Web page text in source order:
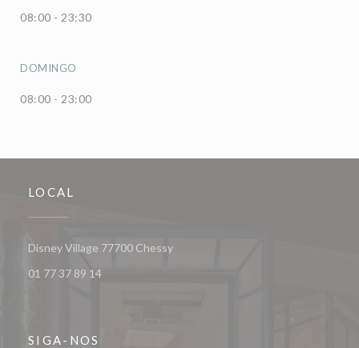
08:00 - 23:30
DOMINGO
08:00 - 23:00
LOCAL
Disney Village 77700 Chessy((abre numa nova janela))
01 77 37 89 14
SIGA-NOS